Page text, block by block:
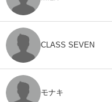
CLASS SEVEN
モナキ